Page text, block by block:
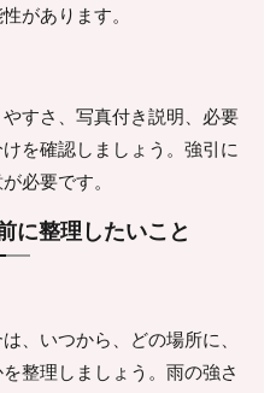
があります。
すさ、写真付き説明、必要
を確認しましょう。強引に
必要です。
に整理したいこと
、いつから、どの場所に、
整理しましょう。雨の強さ